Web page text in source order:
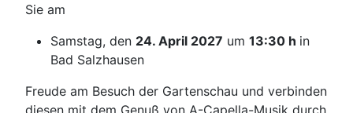
Sie am
Samstag, den 24. April 2027 um 13:30 h in
Bad Salzhausen
Freude am Besuch der Gartenschau und verbinden